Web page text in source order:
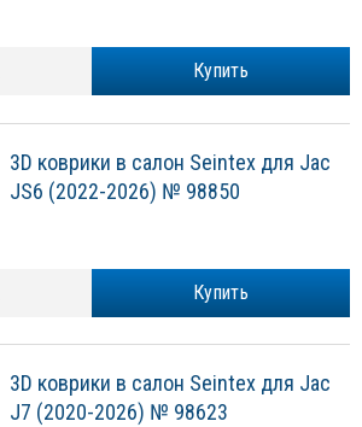
Купить
3D коврики в салон Seintex для Jac
JS6 (2022-2026) № 98850
Купить
3D коврики в салон Seintex для Jac
J7 (2020-2026) № 98623